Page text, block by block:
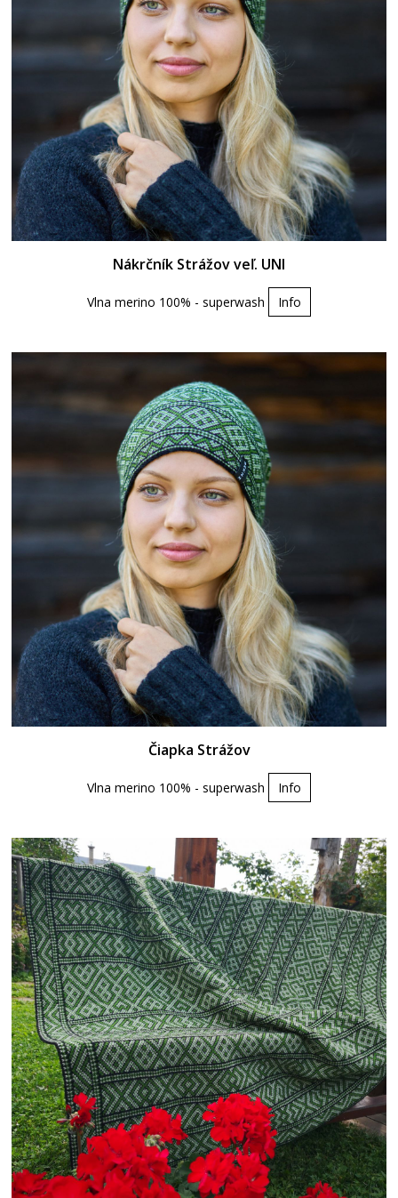
Nákrčník Strážov veľ. UNI
Vlna merino 100% - superwash Info
Čiapka Strážov
Vlna merino 100% - superwash Info